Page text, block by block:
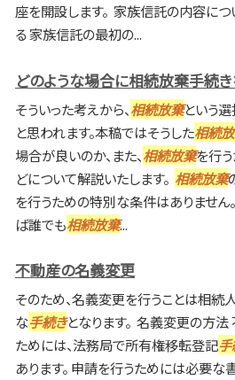
座を開設します。 家族信託の内容に
る 家族信託の最初の...
どのような場合に相続放棄手続
そういった考えから、相続放棄という
と思われます。本稿ではそうした相続
場合が良いのか、また、相続放棄を行
どについて解説いたします。 相続放棄
を行うための特別な条件はありません
ば誰でも相続放棄...
不動産の名義変更
そのため、名義変更を行うことは相
な手続きとなります。 名義変更の方
ためには、法務局で所有権移転登記手
あります。 申請を行うためには必要な